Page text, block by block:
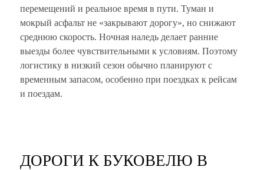
перемещений и реальное время в пути. Туман и
мокрый асфальт не «закрывают дорогу», но снижают
среднюю скорость. Ночная наледь делает ранние
выезды более чувствительными к условиям. Поэтому
логистику в низкий сезон обычно планируют с
временным запасом, особенно при поездках к рейсам
и поездам.
ДОРОГИ К БУКОВЕЛЮ В